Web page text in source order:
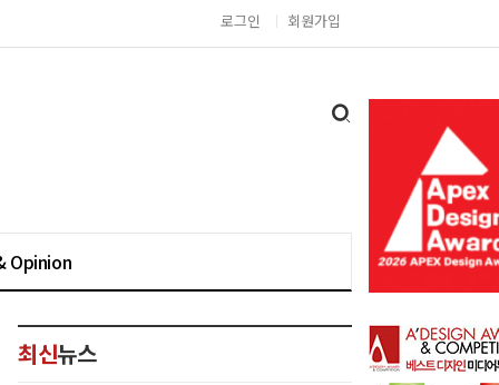
로그인 회원가입
Opinion
최신뉴스